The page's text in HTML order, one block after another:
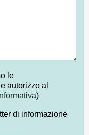
le
e autorizzo al
)
di informazione